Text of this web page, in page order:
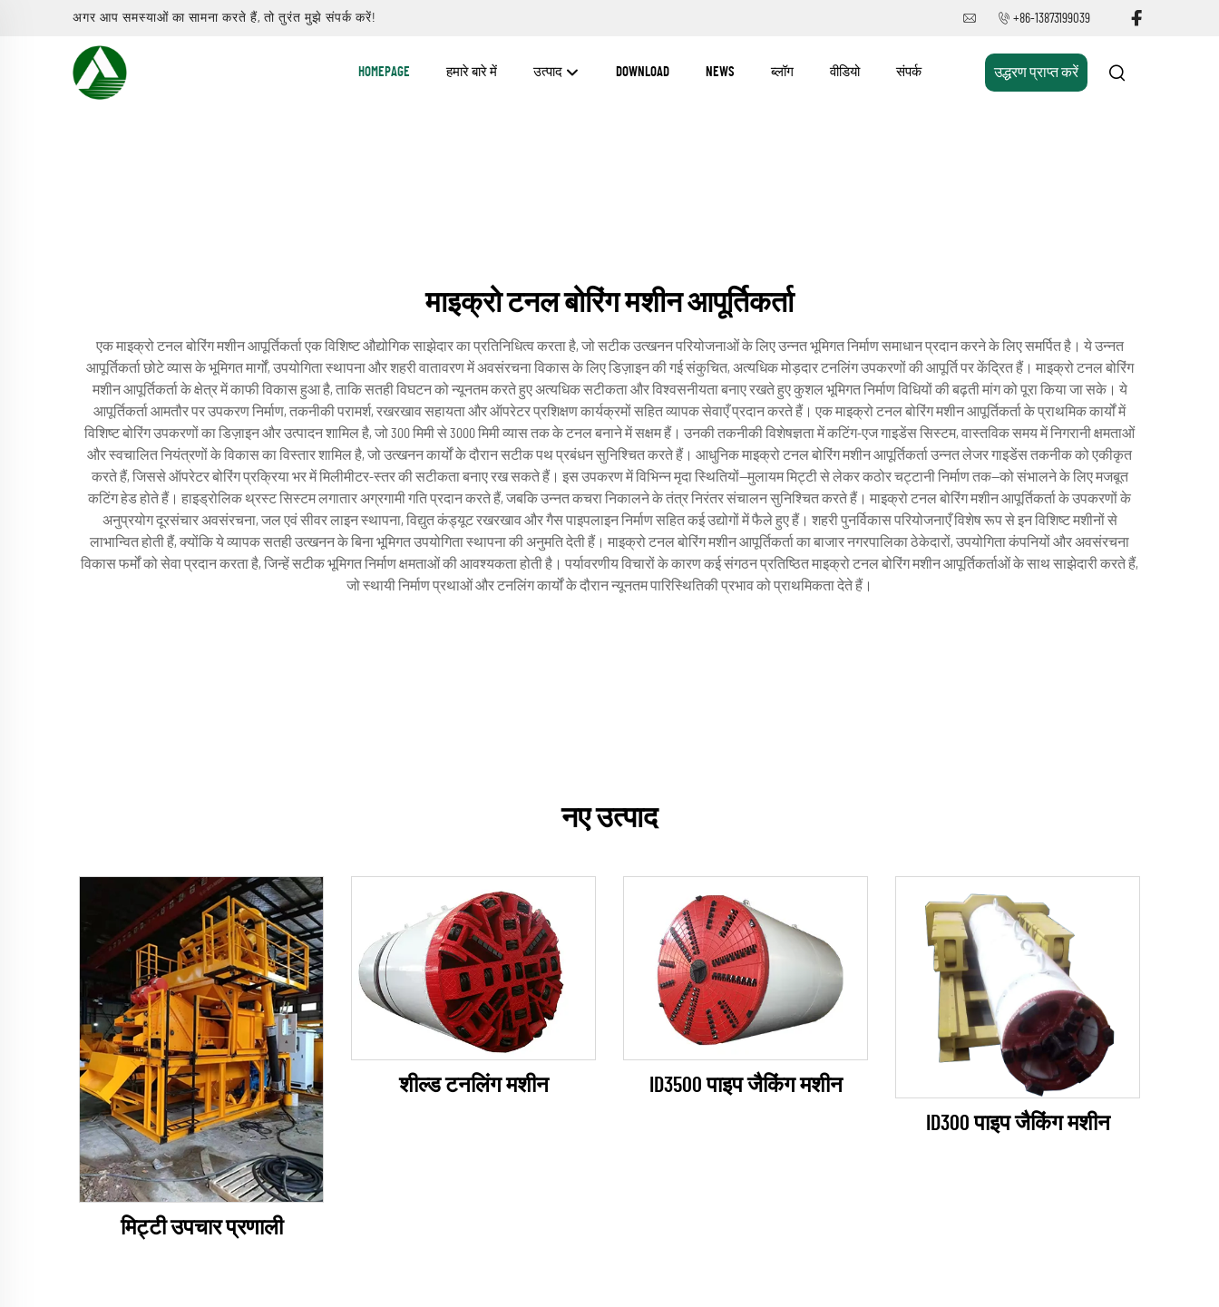
अगर आप समस्याओं का सामना करते हैं, तो तुरंत मुझे संपर्क करें! +86-13873199039
HOMEPAGE हमारे बारे में उत्पाद DOWNLOAD NEWS ब्लॉग वीडियो संपर्क उद्धरण प्राप्त करें
माइक्रो टनल बोरिंग मशीन आपूर्तिकर्ता
एक माइक्रो टनल बोरिंग मशीन आपूर्तिकर्ता एक विशिष्ट औद्योगिक साझेदार का प्रतिनिधित्व करता है, जो सटीक उत्खनन परियोजनाओं के लिए उन्नत भूमिगत निर्माण समाधान प्रदान करने के लिए समर्पित है। ये उन्नत
आपूर्तिकर्ता छोटे व्यास के भूमिगत मार्गों, उपयोगिता स्थापना और शहरी वातावरण में अवसंरचना विकास के लिए डिज़ाइन की गई संकुचित, अत्यधिक मोड़दार टनलिंग उपकरणों की आपूर्ति पर केंद्रित हैं। माइक्रो टनल बोरिंग
मशीन आपूर्तिकर्ता के क्षेत्र में काफी विकास हुआ है, ताकि सतही विघटन को न्यूनतम करते हुए अत्यधिक सटीकता और विश्वसनीयता बनाए रखते हुए कुशल भूमिगत निर्माण विधियों की बढ़ती मांग को पूरा किया जा सके। ये
आपूर्तिकर्ता आमतौर पर उपकरण निर्माण, तकनीकी परामर्श, रखरखाव सहायता और ऑपरेटर प्रशिक्षण कार्यक्रमों सहित व्यापक सेवाएँ प्रदान करते हैं। एक माइक्रो टनल बोरिंग मशीन आपूर्तिकर्ता के प्राथमिक कार्यों में
विशिष्ट बोरिंग उपकरणों का डिज़ाइन और उत्पादन शामिल है, जो 300 मिमी से 3000 मिमी व्यास तक के टनल बनाने में सक्षम हैं। उनकी तकनीकी विशेषज्ञता में कटिंग-एज गाइडेंस सिस्टम, वास्तविक समय में निगरानी क्षमताओं
और स्वचालित नियंत्रणों के विकास का विस्तार शामिल है, जो उत्खनन कार्यों के दौरान सटीक पथ प्रबंधन सुनिश्चित करते हैं। आधुनिक माइक्रो टनल बोरिंग मशीन आपूर्तिकर्ता उन्नत लेजर गाइडेंस तकनीक को एकीकृत
करते हैं, जिससे ऑपरेटर बोरिंग प्रक्रिया भर में मिलीमीटर-स्तर की सटीकता बनाए रख सकते हैं। इस उपकरण में विभिन्न मृदा स्थितियों—मुलायम मिट्टी से लेकर कठोर चट्टानी निर्माण तक—को संभालने के लिए मजबूत
कटिंग हेड होते हैं। हाइड्रोलिक थ्रस्ट सिस्टम लगातार अग्रगामी गति प्रदान करते हैं, जबकि उन्नत कचरा निकालने के तंत्र निरंतर संचालन सुनिश्चित करते हैं। माइक्रो टनल बोरिंग मशीन आपूर्तिकर्ता के उपकरणों के
अनुप्रयोग दूरसंचार अवसंरचना, जल एवं सीवर लाइन स्थापना, विद्युत कंड्यूट रखरखाव और गैस पाइपलाइन निर्माण सहित कई उद्योगों में फैले हुए हैं। शहरी पुनर्विकास परियोजनाएँ विशेष रूप से इन विशिष्ट मशीनों से
लाभान्वित होती हैं, क्योंकि ये व्यापक सतही उत्खनन के बिना भूमिगत उपयोगिता स्थापना की अनुमति देती हैं। माइक्रो टनल बोरिंग मशीन आपूर्तिकर्ता का बाजार नगरपालिका ठेकेदारों, उपयोगिता कंपनियों और अवसंरचना
विकास फर्मों को सेवा प्रदान करता है, जिन्हें सटीक भूमिगत निर्माण क्षमताओं की आवश्यकता होती है। पर्यावरणीय विचारों के कारण कई संगठन प्रतिष्ठित माइक्रो टनल बोरिंग मशीन आपूर्तिकर्ताओं के साथ साझेदारी करते हैं,
जो स्थायी निर्माण प्रथाओं और टनलिंग कार्यों के दौरान न्यूनतम पारिस्थितिकी प्रभाव को प्राथमिकता देते हैं।
नए उत्पाद
मिट्टी उपचार प्रणाली
शील्ड टनलिंग मशीन
ID3500 पाइप जैकिंग मशीन
ID300 पाइप जैकिंग मशीन